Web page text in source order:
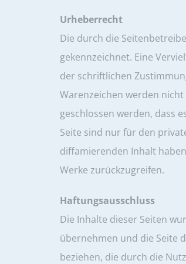
Urheberrecht
Die durch die
gekennzeichnet. Eine
der schriftlichen
Warenzeichen werden
geschlossen werden, dass
Seite sind nur für den
diffamierenden Inhalt
Werke zurückzugreifen.
Haftungsausschluss
Die Inhalte dieser Seiten
übernehmen und die Seite
beziehen, die durch die